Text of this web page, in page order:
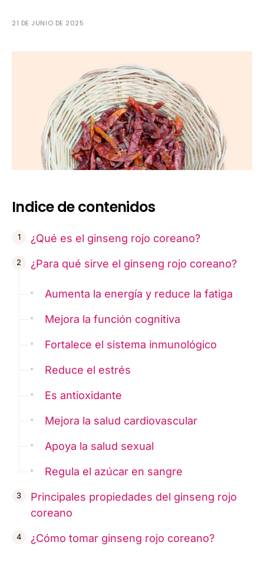
21 DE JUNIO DE 2025
Indice de contenidos
¿Qué es el ginseng rojo coreano?
¿Para qué sirve el ginseng rojo coreano?
Aumenta la energía y reduce la fatiga
Mejora la función cognitiva
Fortalece el sistema inmunológico
Reduce el estrés
Es antioxidante
Mejora la salud cardiovascular
Apoya la salud sexual
Regula el azúcar en sangre
Principales propiedades del ginseng rojo
coreano
¿Cómo tomar ginseng rojo coreano?